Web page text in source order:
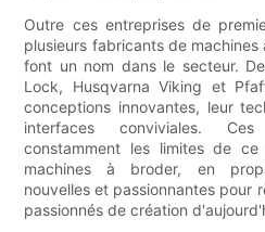
Outre ces entreprises de
plusieurs fabricants de
font un nom dans le secteur.
Lock, Husqvarna Viking et
conceptions innovantes, leur
interfaces conviviales. Ces
constamment les limites de
machines à broder, en
nouvelles et passionnantes pour
passionnés de création